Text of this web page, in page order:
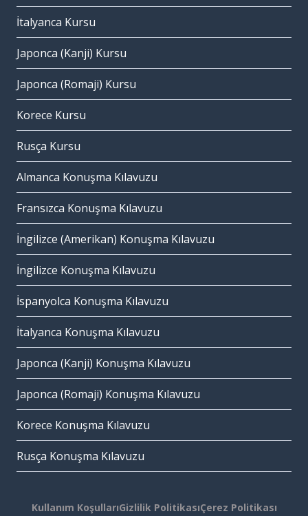
İtalyanca Kursu
Japonca (Kanji) Kursu
Japonca (Romaji) Kursu
Korece Kursu
Rusça Kursu
Almanca Konuşma Kılavuzu
Fransızca Konuşma Kılavuzu
İngilizce (Amerikan) Konuşma Kılavuzu
İngilizce Konuşma Kılavuzu
İspanyolca Konuşma Kılavuzu
İtalyanca Konuşma Kılavuzu
Japonca (Kanji) Konuşma Kılavuzu
Japonca (Romaji) Konuşma Kılavuzu
Korece Konuşma Kılavuzu
Rusça Konuşma Kılavuzu
Kullanım KoşullarıGizlilik PolitikasıÇerez Politikası